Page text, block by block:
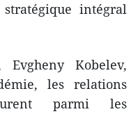
intégral
Evgheny Kobelev,
les relations
parmi les